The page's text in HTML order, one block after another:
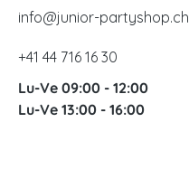
info@junior-partyshop.ch
+41 44 716 16 30
Lu-Ve 09:00 - 12:00
Lu-Ve 13:00 - 16:00